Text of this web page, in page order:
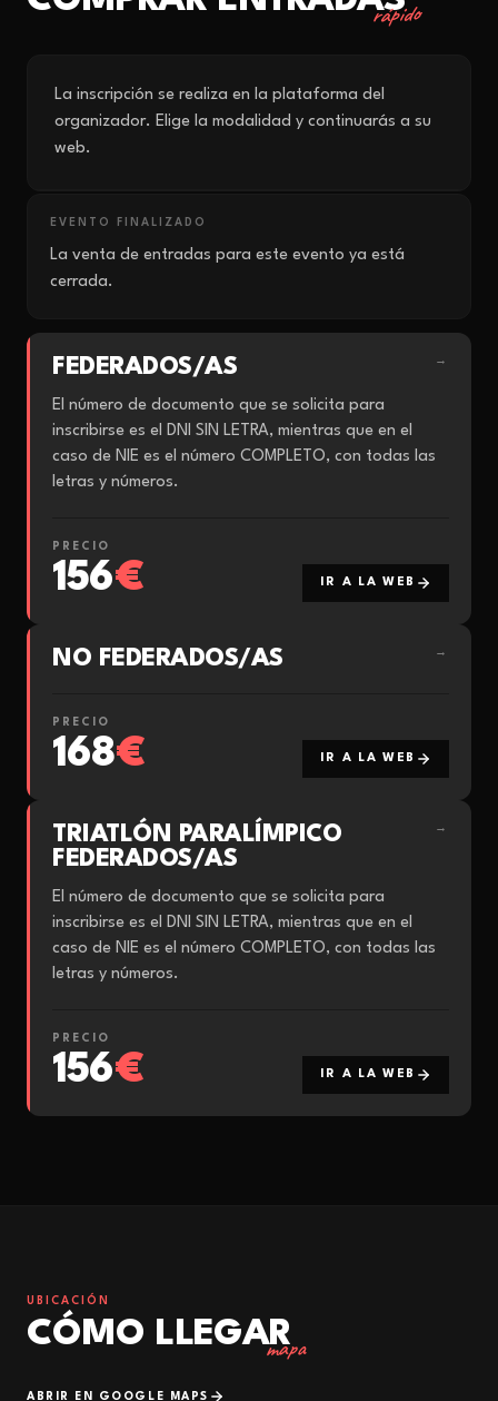
rápido
La inscripción se realiza en la plataforma del
organizador. Elige la modalidad y continuarás a su
web.
EVENTO FINALIZADO
La venta de entradas para este evento ya está
cerrada.
FEDERADOS/AS →
El número de documento que se solicita para
inscribirse es el DNI SIN LETRA, mientras que en el
caso de NIE es el número COMPLETO, con todas las
letras y números.
PRECIO
156€ IR A LA WEB
NO FEDERADOS/AS →
PRECIO
168€ IR A LA WEB
TRIATLÓN PARALÍMPICO
FEDERADOS/AS
→
El número de documento que se solicita para
inscribirse es el DNI SIN LETRA, mientras que en el
caso de NIE es el número COMPLETO, con todas las
letras y números.
PRECIO
156€ IR A LA WEB
UBICACIÓN
CÓMO LLEGAR
mapa
ABRIR EN GOOGLE MAPS